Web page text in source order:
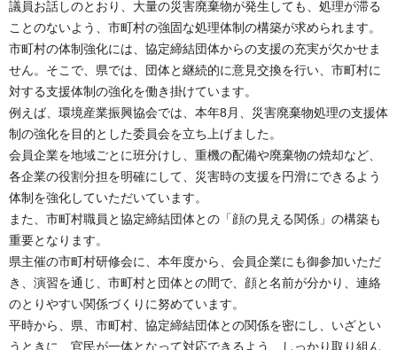
議員お話しのとおり、大量の災害廃棄物が発生しても、処理が滞る
ことのないよう、市町村の強固な処理体制の構築が求められます。
市町村の体制強化には、協定締結団体からの支援の充実が欠かせま
せん。そこで、県では、団体と継続的に意見交換を行い、市町村に
対する支援体制の強化を働き掛けています。
例えば、環境産業振興協会では、本年8月、災害廃棄物処理の支援体
制の強化を目的とした委員会を立ち上げました。
会員企業を地域ごとに班分けし、重機の配備や廃棄物の焼却など、
各企業の役割分担を明確にして、災害時の支援を円滑にできるよう
体制を強化していただいています。
また、市町村職員と協定締結団体との「顔の見える関係」の構築も
重要となります。
県主催の市町村研修会に、本年度から、会員企業にも御参加いただ
き、演習を通じ、市町村と団体との間で、顔と名前が分かり、連絡
のとりやすい関係づくりに努めています。
平時から、県、市町村、協定締結団体との関係を密にし、いざとい
うときに、官民が一体となって対応できるよう、しっかり取り組ん